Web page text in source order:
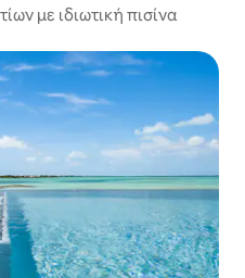
με ιδιωτική πισίνα